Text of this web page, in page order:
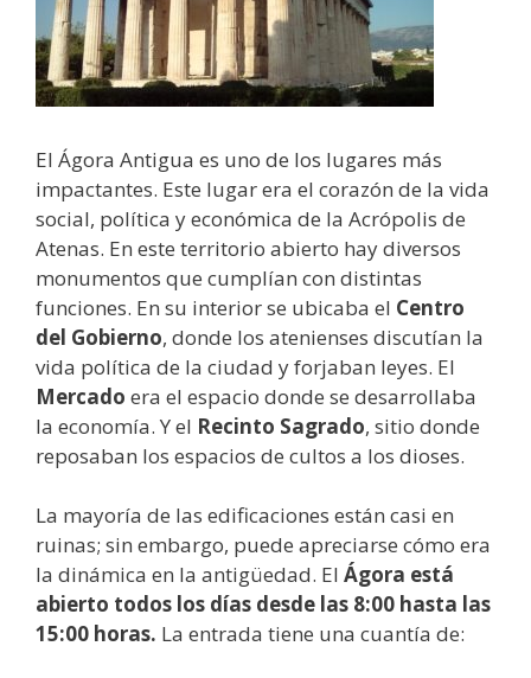
El Ágora Antigua es uno de los lugares más
impactantes. Este lugar era el corazón de la vida
social, política y económica de la Acrópolis de
Atenas. En este territorio abierto hay diversos
monumentos que cumplían con distintas
funciones. En su interior se ubicaba el Centro
del Gobierno, donde los atenienses discutían la
vida política de la ciudad y forjaban leyes. El
Mercado era el espacio donde se desarrollaba
la economía. Y el Recinto Sagrado, sitio donde
reposaban los espacios de cultos a los dioses.
La mayoría de las edificaciones están casi en
ruinas; sin embargo, puede apreciarse cómo era
la dinámica en la antigüedad. El Ágora está
abierto todos los días desde las 8:00 hasta las
15:00 horas. La entrada tiene una cuantía de: